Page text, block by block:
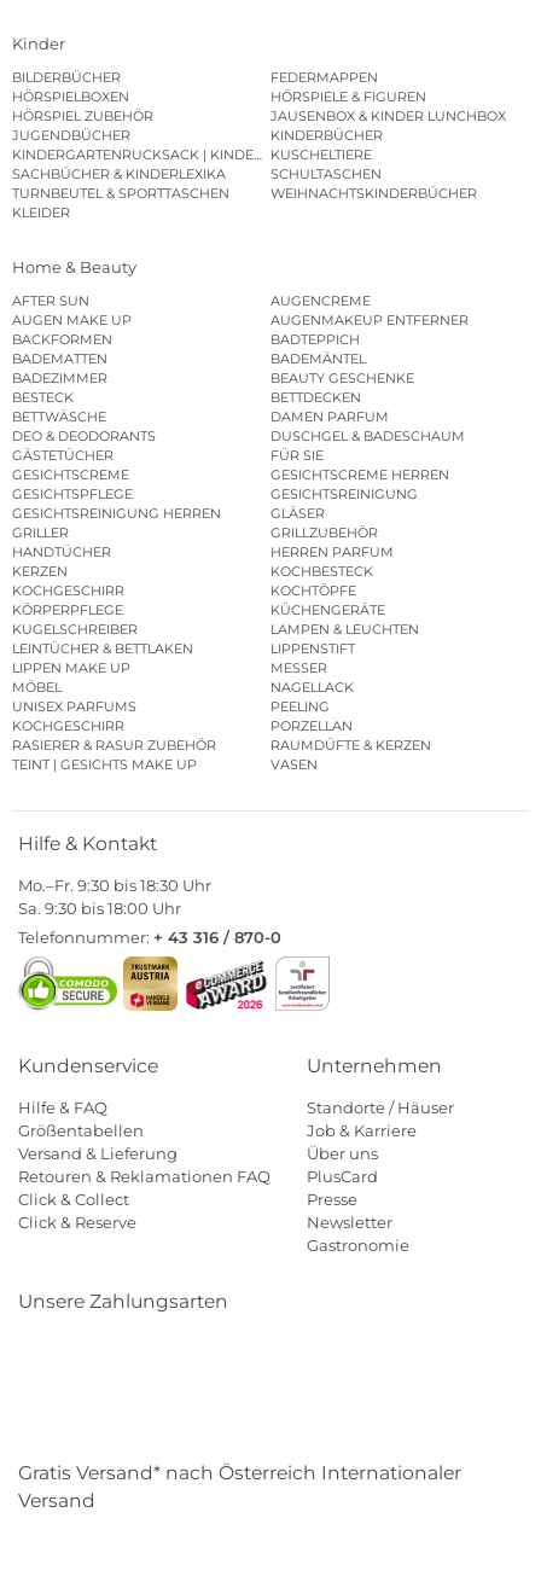
Kinder
BILDERBÜCHER
FEDERMAPPEN
HÖRSPIELBOXEN
HÖRSPIELE & FIGUREN
HÖRSPIEL ZUBEHÖR
JAUSENBOX & KINDER LUNCHBOX
JUGENDBÜCHER
KINDERBÜCHER
KINDERGARTENRUCKSACK | KINDERGARTENBEUTEL
KUSCHELTIERE
SACHBÜCHER & KINDERLEXIKA
SCHULTASCHEN
TURNBEUTEL & SPORTTASCHEN
WEIHNACHTSKINDERBÜCHER
KLEIDER
Home & Beauty
AFTER SUN
AUGENCREME
AUGEN MAKE UP
AUGENMAKEUP ENTFERNER
BACKFORMEN
BADTEPPICH
BADEMATTEN
BADEMÄNTEL
BADEZIMMER
BEAUTY GESCHENKE
BESTECK
BETTDECKEN
BETTWÄSCHE
DAMEN PARFUM
DEO & DEODORANTS
DUSCHGEL & BADESCHAUM
GÄSTETÜCHER
FÜR SIE
GESICHTSCREME
GESICHTSCREME HERREN
GESICHTSPFLEGE
GESICHTSREINIGUNG
GESICHTSREINIGUNG HERREN
GLÄSER
GRILLER
GRILLZUBEHÖR
HANDTÜCHER
HERREN PARFUM
KERZEN
KOCHBESTECK
KOCHGESCHIRR
KOCHTÖPFE
KÖRPERPFLEGE
KÜCHENGERÄTE
KUGELSCHREIBER
LAMPEN & LEUCHTEN
LEINTÜCHER & BETTLAKEN
LIPPENSTIFT
LIPPEN MAKE UP
MESSER
MÖBEL
NAGELLACK
UNISEX PARFUMS
PEELING
KOCHGESCHIRR
PORZELLAN
RASIERER & RASUR ZUBEHÖR
RAUMDÜFTE & KERZEN
TEINT | GESICHTS MAKE UP
VASEN
Hilfe & Kontakt
Mo.–Fr. 9:30 bis 18:30 Uhr
Sa. 9:30 bis 18:00 Uhr
Telefonnummer: + 43 316 / 870-0
Kundenservice
Hilfe & FAQ
Größentabellen
Versand & Lieferung
Retouren & Reklamationen FAQ
Click & Collect
Click & Reserve
Unternehmen
Standorte / Häuser
Job & Karriere
Über uns
PlusCard
Presse
Newsletter
Gastronomie
Unsere Zahlungsarten
Gratis Versand* nach Österreich Internationaler
Versand